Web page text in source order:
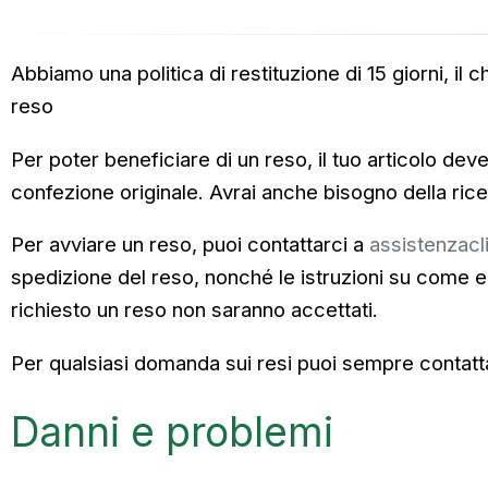
Abbiamo una politica di restituzione di 15 giorni, il
reso
Per poter beneficiare di un reso, il tuo articolo
confezione originale. Avrai anche bisogno della
Per avviare un reso, puoi contattarci a
spedizione del reso, nonché le istruzioni su come
richiesto un reso non saranno accettati.
Per qualsiasi domanda sui resi puoi sempre
Danni e problemi